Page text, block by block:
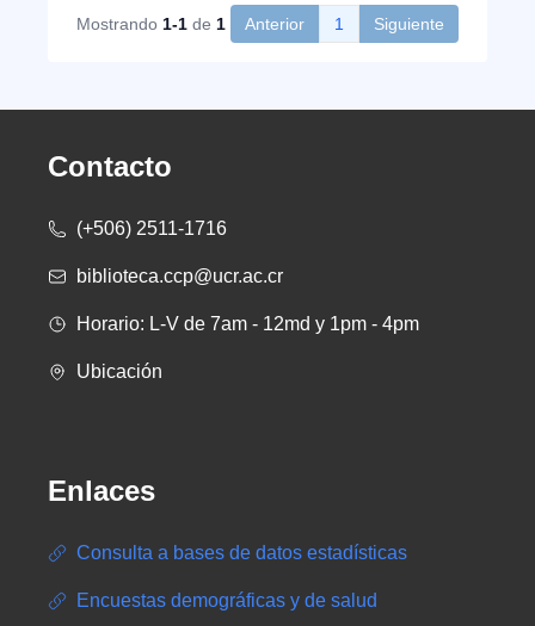
Mostrando 1-1 de 1 Anterior 1 Siguiente
Contacto
(+506) 2511-1716
biblioteca.ccp@ucr.ac.cr
Horario: L-V de 7am - 12md y 1pm - 4pm
Ubicación
Enlaces
Consulta a bases de datos estadísticas
Encuestas demográficas y de salud